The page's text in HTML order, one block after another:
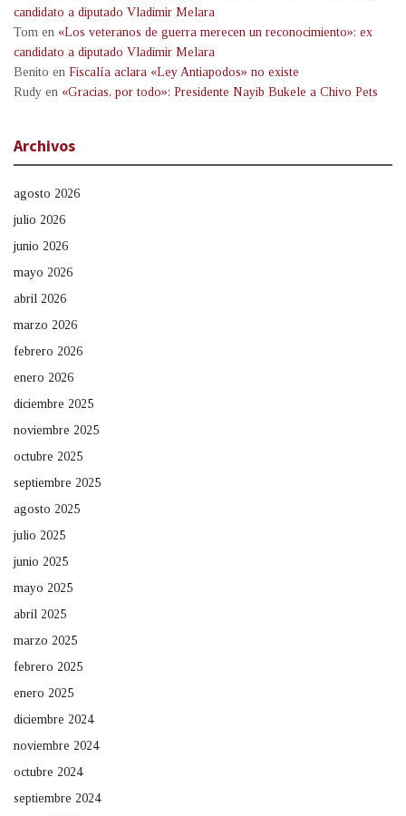
candidato a diputado Vladimir Melara
Tom en «Los veteranos de guerra merecen un reconocimiento»: ex
candidato a diputado Vladimir Melara
Benito en Fiscalía aclara «Ley Antiapodos» no existe
Rudy en «Gracias, por todo»: Presidente Nayib Bukele a Chivo Pets
Archivos
agosto 2026
julio 2026
junio 2026
mayo 2026
abril 2026
marzo 2026
febrero 2026
enero 2026
diciembre 2025
noviembre 2025
octubre 2025
septiembre 2025
agosto 2025
julio 2025
junio 2025
mayo 2025
abril 2025
marzo 2025
febrero 2025
enero 2025
diciembre 2024
noviembre 2024
octubre 2024
septiembre 2024